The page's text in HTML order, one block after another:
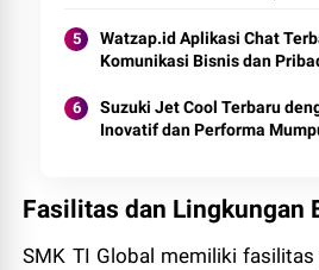
Watzap.id Aplikasi Chat
Komunikasi Bisnis dan
Suzuki Jet Cool Terbaru
Inovatif dan Performa
Fasilitas dan Lingkungan
SMK TI Global memiliki